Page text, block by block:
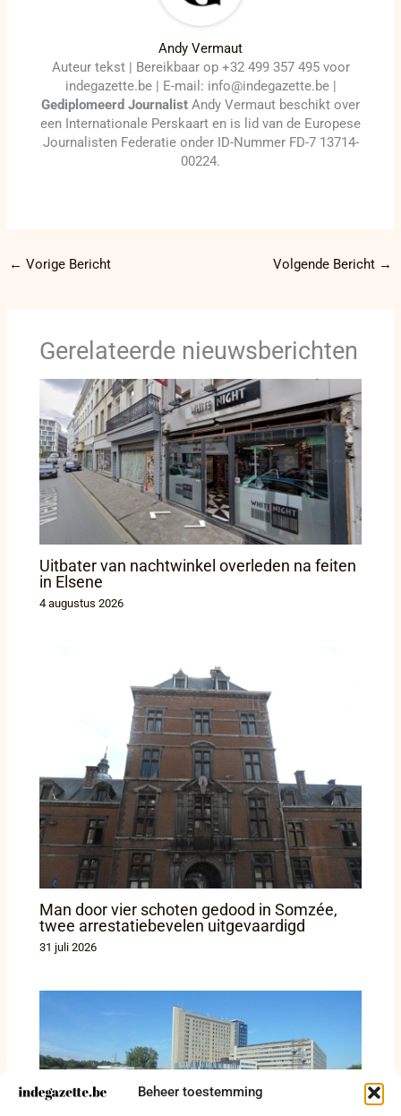
Beheer toestemming
Andy Vermaut
Auteur tekst | Bereikbaar op +32 499 357 495 voor
indegazette.be | E-mail: info@indegazette.be |
Gediplomeerd Journalist Andy Vermaut beschikt over
een Internationale Perskaart en is lid van de Europese
Journalisten Federatie onder ID-Nummer FD-7 13714-
00224.
← Vorige Bericht Volgende Bericht →
Gerelateerde nieuwsberichten
Uitbater van nachtwinkel overleden na feiten
in Elsene
4 augustus 2026
Man door vier schoten gedood in Somzée,
twee arrestatiebevelen uitgevaardigd
31 juli 2026